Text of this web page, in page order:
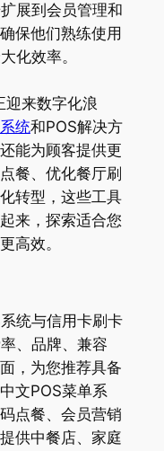
展到会员管理和
保他们熟练使用
化效率。
迎来数字化浪
统和POS解决方
能为顾客提供更
餐、优化餐厅刷
转型，这些工具
来，探索适合您
高效。
统与信用卡刷卡
、品牌、兼容
，为您推荐具备
文POS菜单系
点餐、会员营销
供中餐店、家庭